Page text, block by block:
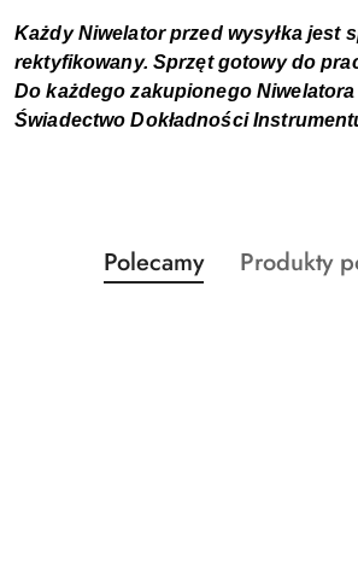
Każdy Niwelator przed wysyłka jest
rektyfikowany. Sprzęt gotowy do
Do każdego zakupionego Niwelatora
Świadectwo Dokładności
Pomiń karuzelę produktów
Produkty
o
Polecamy
Produkty
Produkty